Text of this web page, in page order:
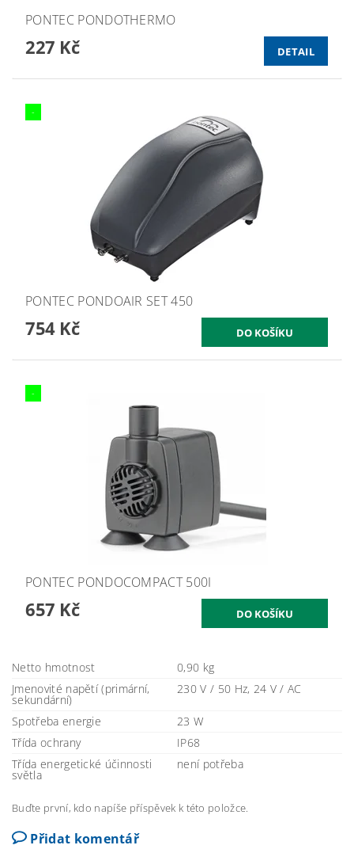
PONTEC PONDOTHERMO
227 Kč DETAIL
-
PONTEC PONDOAIR SET 450
754 Kč
-
PONTEC PONDOCOMPACT 500I
657 Kč
Netto hmotnost
0,90 kg
Jmenovité napětí (primární,
sekundární)
230 V / 50 Hz, 24 V / AC
Spotřeba energie
23 W
Třída ochrany
IP68
Třída energetické účinnosti
světla
není potřeba
Buďte první, kdo napíše příspěvek k této položce.
Přidat komentář